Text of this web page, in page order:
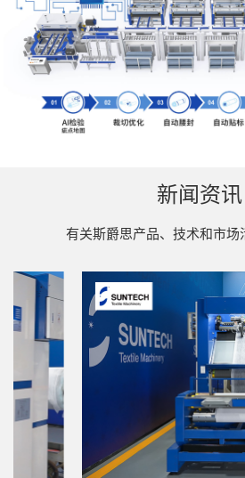
新闻资讯
有关斯爵思产品、技术和市场